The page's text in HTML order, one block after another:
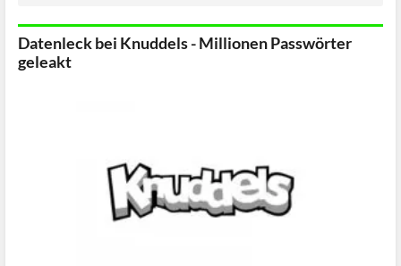
Datenleck bei Knuddels - Millionen Passwörter
geleakt